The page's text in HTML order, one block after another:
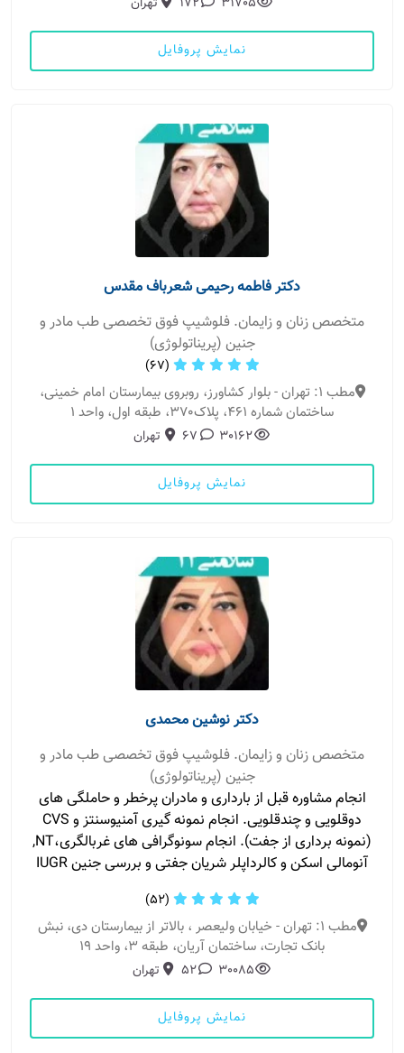
نمایش پروفایل
دکتر فاطمه رحیمی شعرباف مقدس
متخصص زنان و زایمان. فلوشیپ فوق تخصصی طب مادر و
جنین (پریناتولوژی)
(67)
مطب 1: تهران - بلوار کشاورز، روبروی بیمارستان امام خمینی،
ساختمان شماره 461، پلاک370، طبقه اول، واحد 1
30162
67 تهران
نمایش پروفایل
دکتر نوشین محمدی
متخصص زنان و زایمان. فلوشیپ فوق تخصصی طب مادر و
جنین (پریناتولوژی)
انجام مشاوره قبل از بارداری و مادران پرخطر و حاملگی های
دوقلویی و چندقلویی. انجام نمونه گیری آمنیوسنتز و CVS
(نمونه برداری از جفت). انجام سونوگرافی های غربالگری،NT,
آنومالی اسکن و کالرداپلر شریان جفتی و بررسی جنین IUGR
(52)
مطب 1: تهران - خیابان ولیعصر ، بالاتر از بیمارستان دی، نبش
بانک تجارت، ساختمان آریان، طبقه 3، واحد 19
30085
52 تهران
نمایش پروفایل